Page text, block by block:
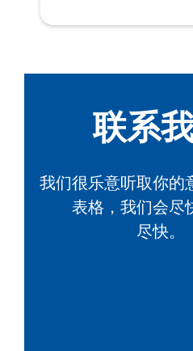
联系
我们很乐意听取你的
表格，我们会尽
尽快。